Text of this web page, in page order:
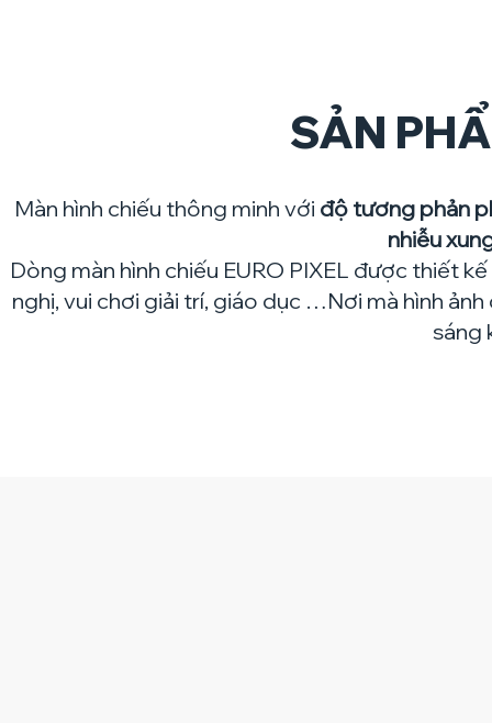
SẢN
Màn hình chiếu thông minh với độ tương phản
nhiễu
Dòng màn hình chiếu EURO PIXEL được thiết
nghị, vui chơi giải trí, giáo dục …Nơi mà hình
sáng